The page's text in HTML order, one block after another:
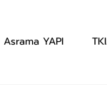
Asrama YAPI